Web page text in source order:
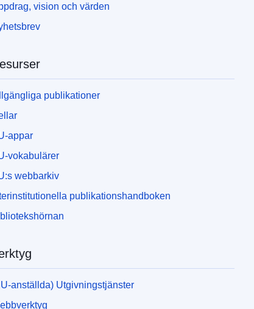
vision och värden
publikationer
appar
vokabulärer
webbarkiv
publikationshandboken
anställda) Utgivningstjänster